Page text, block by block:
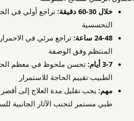
خلال 30-60 دقيقة:
تراجع أولي في
التحسسية
24-48 ساعة:
تراجع مرئي في
المنتظم وفق الوصفة
3-7 أيام:
تحسن ملحوظ في معظم
الطبيب تقييم الحاجة للاستمرار
مهم: يجب تقليل مدة العلاج إلى
طبي مستمر لتجنب الآثار الجانبية